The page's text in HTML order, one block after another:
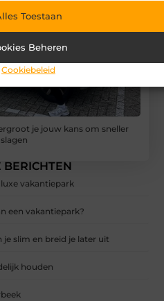
Toestaan
Beheren
Cookiebeleid
je jouw kans om sneller
BERICHTEN
vakantiepark
een vakantiepark?
je slim en breid je later uit
houden